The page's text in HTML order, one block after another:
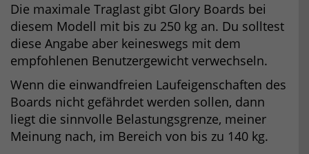
Die maximale Traglast gibt Glory Boards bei
diesem Modell mit bis zu 250 kg an. Du solltest
diese Angabe aber keineswegs mit dem
empfohlenen Benutzergewicht verwechseln.
Wenn die einwandfreien Laufeigenschaften des
Boards nicht gefährdet werden sollen, dann
liegt die sinnvolle Belastungsgrenze, meiner
Meinung nach, im Bereich von bis zu 140 kg.